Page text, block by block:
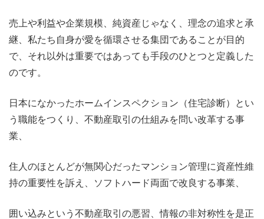
売上や利益や企業規模、純資産じゃなく、理念の追求と承
継、私たち自身が愛を循環させる集団であることが目的
で、それ以外は重要ではあっても手段のひとつと定義した
のです。
日本になかったホームインスペクション（住宅診断）とい
う職能をつくり、不動産取引の仕組みを問い改革する事
業、
住人のほとんどが無関心だったマンション管理に資産性維
持の重要性を訴え、ソフトハード両面で改良する事業、
囲い込みという不動産取引の悪習、情報の非対称性を是正